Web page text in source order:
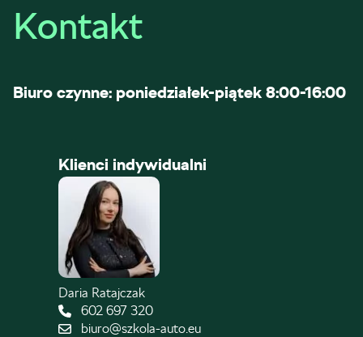
Kontakt
Biuro czynne: poniedziałek-piątek 8:00-16:00
Klienci indywidualni
Daria Ratajczak
602 697 320
biuro@szkola-auto.eu